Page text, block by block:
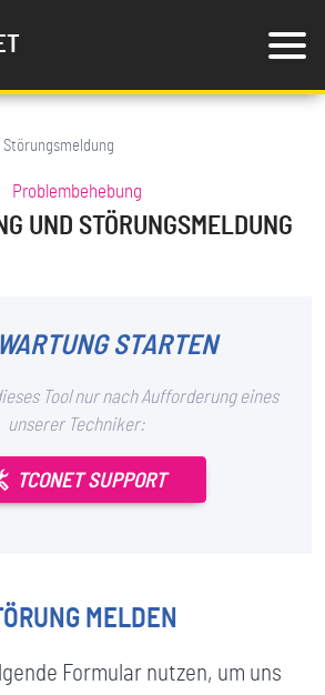
Störungsmeldung
Problembehebung
UND STÖRUNGSMELDUNG
STARTEN
Tool nur nach Aufforderung eines
unserer Techniker:
TCONET SUPPORT
MELDEN
Formular nutzen, um uns